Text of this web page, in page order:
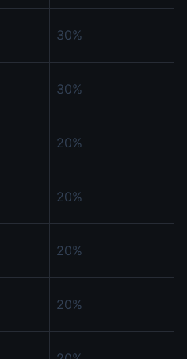
30%
30%
20%
20%
20%
20%